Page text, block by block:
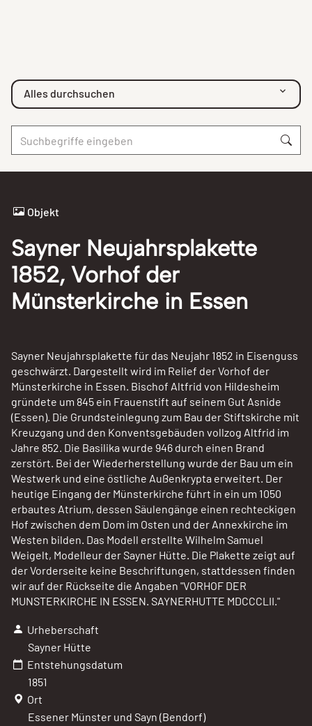
Alles durchsuchen
Objekt
Sayner Neujahrsplakette
1852, Vorhof der
Münsterkirche in Essen
Sayner Neujahrsplakette für das Neujahr 1852 in Eisenguss
geschwärzt. Dargestellt wird im Relief der Vorhof der
Münsterkirche in Essen. Bischof Altfrid von Hildesheim
gründete um 845 ein Frauenstift auf seinem Gut Asnide
(Essen). Die Grundsteinlegung zum Bau der Stiftskirche mit
Kreuzgang und den Konventsgebäuden vollzog Altfrid im
Jahre 852. Die Basilika wurde 946 durch einen Brand
zerstört. Bei der Wiederherstellung wurde der Bau um ein
Westwerk und eine östliche Außenkrypta erweitert. Der
heutige Eingang der Münsterkirche führt in ein um 1050
erbautes Atrium, dessen Säulengänge einen rechteckigen
Hof zwischen dem Dom im Osten und der Annexkirche im
Westen bilden. Das Modell erstellte Wilhelm Samuel
Weigelt, Modelleur der Sayner Hütte. Die Plakette zeigt auf
der Vorderseite keine Beschriftungen, stattdessen finden
wir auf der Rückseite die Angaben "VORHOF DER
MUNSTERKIRCHE IN ESSEN. SAYNERHUTTE MDCCCLII."
Urheberschaft
Sayner Hütte
Entstehungsdatum
1851
Ort
Essener Münster und Sayn (Bendorf)